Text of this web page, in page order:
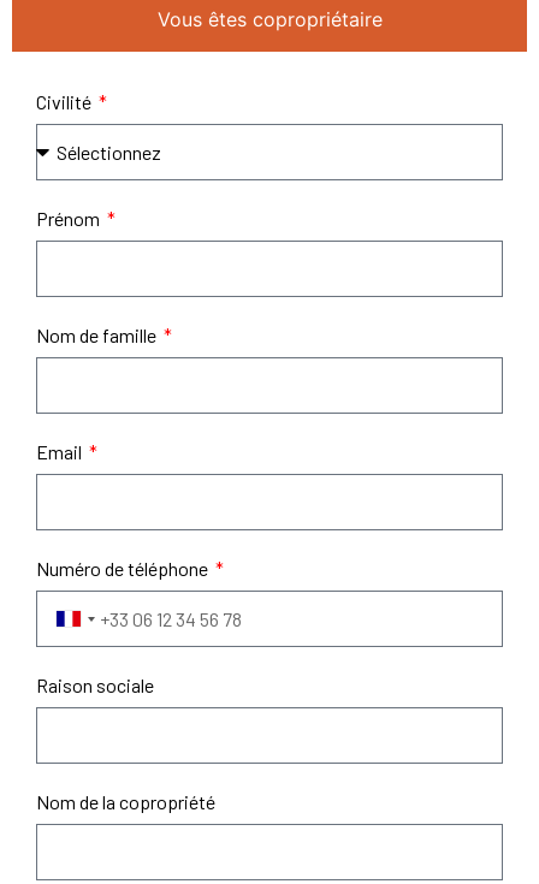
Vous êtes copropriétaire
Civilité
Prénom
Nom de famille
Email
Numéro de téléphone
France +33
Raison sociale
Nom de la copropriété